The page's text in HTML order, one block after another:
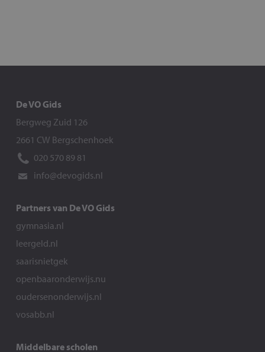
De VO Gids
Bergweg Zuid 126
2661 CW Bergschenhoek
020 570 89 81
info@devogids.nl
Partners van De VO Gids
gymnasia.nl
leergeld.nl
saarisnietgek
openbaaronderwijs.nu
oudersenonderwijs.nl
vosabb.nl
Middelbare scholen